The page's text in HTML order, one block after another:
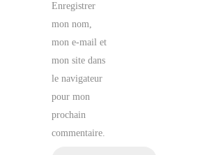
Enregistrer
mon nom,
mon e-mail et
mon site dans
le navigateur
pour mon
prochain
commentaire.